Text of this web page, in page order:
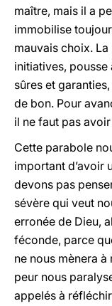
maître, mais il a
immobilise
mauvais choix.
initiatives,
sûres et
de bon. Pour
il ne faut pas
Cette parabole
important d’avoir
devons pas
sévère qui veut
erronée de Dieu,
féconde, parce
ne nous mènera
peur nous
appelés à